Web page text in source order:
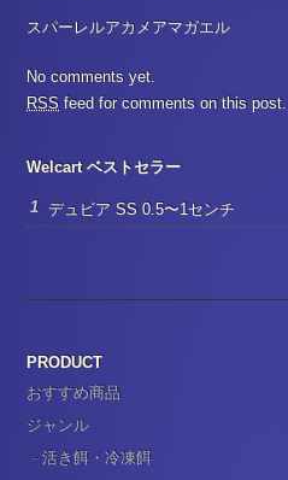
スパーレルアカメアマガエル
No comments yet.
RSS feed for comments on this post.
Welcart ベストセラー
デュビア SS 0.5〜1センチ
PRODUCT
おすすめ商品
ジャンル
活き餌・冷凍餌